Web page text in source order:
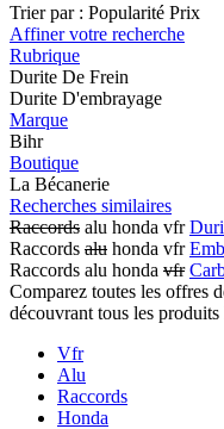
Trier par : Popularité Prix
Affiner votre recherche
Rubrique
Durite De Frein
Durite D'embrayage
Marque
Bihr
Boutique
La Bécanerie
Recherches similaires
Raccords alu honda vfr
Raccords alu honda vfr
Raccords alu honda vfr
Comparez toutes les offres
découvrant tous les
Vfr
Alu
Raccords
Honda